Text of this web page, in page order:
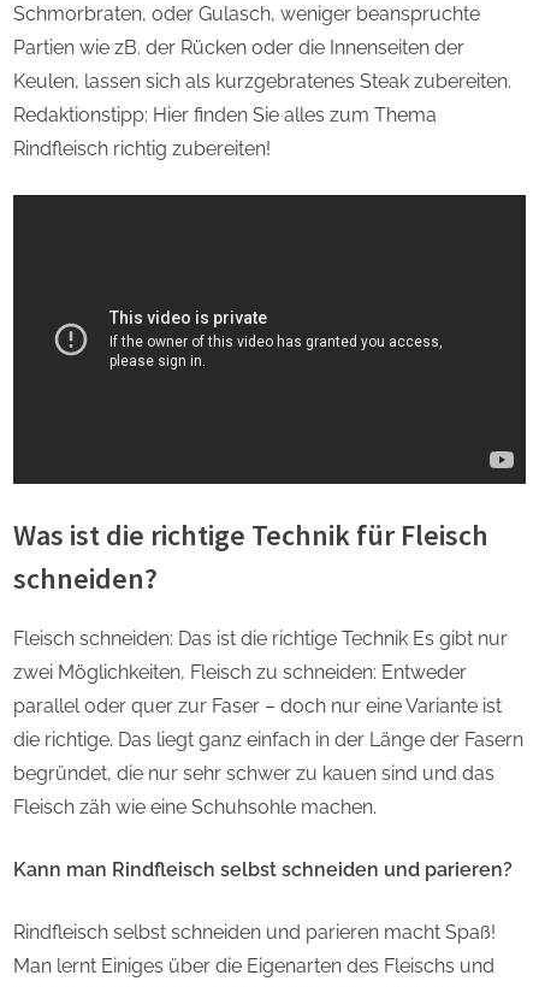
Schmorbraten, oder Gulasch, weniger beanspruchte
Partien wie zB. der Rücken oder die Innenseiten der
Keulen, lassen sich als kurzgebratenes Steak zubereiten.
Redaktionstipp: Hier finden Sie alles zum Thema
Rindfleisch richtig zubereiten!
Was ist die richtige Technik für Fleisch
schneiden?
Fleisch schneiden: Das ist die richtige Technik Es gibt nur
zwei Möglichkeiten, Fleisch zu schneiden: Entweder
parallel oder quer zur Faser – doch nur eine Variante ist
die richtige. Das liegt ganz einfach in der Länge der Fasern
begründet, die nur sehr schwer zu kauen sind und das
Fleisch zäh wie eine Schuhsohle machen.
Kann man Rindfleisch selbst schneiden und parieren?
Rindfleisch selbst schneiden und parieren macht Spaß!
Man lernt Einiges über die Eigenarten des Fleischs und